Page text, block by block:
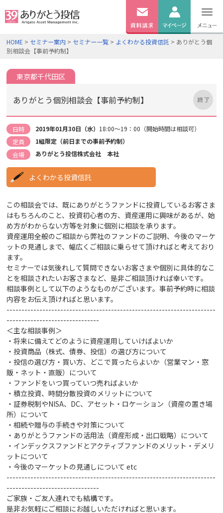
無料資料 ログイン
HOME > セミナー案内 > セミナー一覧 > よくわかる投資信託 > ありがとう個
別相談会【事前予約制】
東京都千代田区
ありがとう個別相談会【事前予約制】
日時 2019年01月30日（水） 18:00～19：00（開始時間は相談可）
定員
1組限定（前日までの事前予約制）
会場
ありがとう投信株式会社 本社
よくわかる投資信託
この相談会では、既にありがとうファンドに投資しているお客さま
はもちろんのこと、投資初心者の方、資産運用に興味があるが、始
め方がわからない方等を対象に個別に相談を承ります。
資産運用全般のご相談から弊社のファンドのご説明、今後のマーケ
ットの見通しまで、幅広くご相談に乗らせて頂ければと考えており
ます。
セミナーでは気後れして質問できないお客さまや個別に具体的なこ
とを相談されたいお客さまなど、是非ご相談頂ければ幸いです。
相談事例として以下のようなものがございます。事前予約時に相談
内容をお伝え頂ければと思います。
----------------------------------------------------------------------
-------------------------------
＜主な相談事例＞
・将来に備えてどのように資産運用していけばよいか
・投資商品（株式、債券、投信）の選び方について
・投信の選び方・買い方、どこで買ったらよいか（営業マン・窓
販・ネット・直販）について
・ファンドをいつ買っていつ売ればよいか
・積立投資、時間分散投資のメリットについて
・証券税制やNISA、DC、アセット・ロケーション（資産の置き場
所）について
・相続や贈与の手続きや対策について
・ありがとうファンドの活用法（資産形成・出口戦略）について
・インデックスファンドとアクティブファンドのメリット・デメリ
ットについて
・今後のマーケットの見通しについてetc
----------------------------------------------------------------------
-------------------------------
ご家族・ご友人連れでも結構です。
是非お気軽にご相談にお越しいただければと思います。